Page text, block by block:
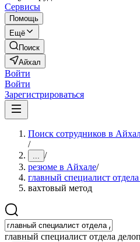
Сервисы
Помощь
Ещё
Поиск
Айхал
Войти
Войти
Зарегистрироваться
Поиск сотрудников в
/
... /
резюме в Айхале/
главный специалист
вахтовый метод
главный специалист отдела